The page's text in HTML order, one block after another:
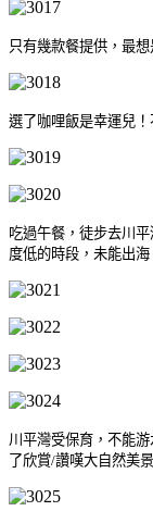
只有幾款餐提供，最
選了咖哩飯是幸運兒
吃過午餐，徒步去川
度低的時段，未能出
川平灣受保育，不能
了欣賞/讚嘆大自然美